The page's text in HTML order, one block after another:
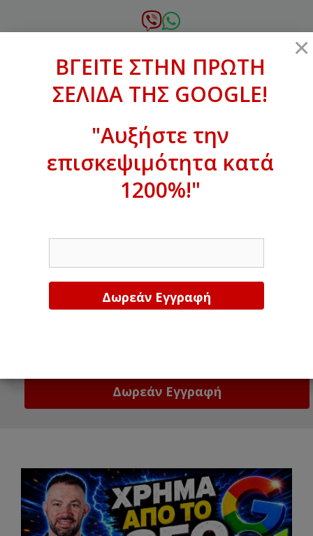
σε
xanthogenous@gmail.com
ΒΓΕΙΤΕ ΣΤΗΝ ΠΡΩΤΗ ΣΕΛΙΔΑ ΤΗΣ
GOOGLE!
×
ΒΓΕΙΤΕ ΣΤΗΝ ΠΡΩΤΗ
ΣΕΛΙΔΑ ΤΗΣ GOOGLE!
"Αυξήστε την
επισκεψιμότητα κατά
1200%!"